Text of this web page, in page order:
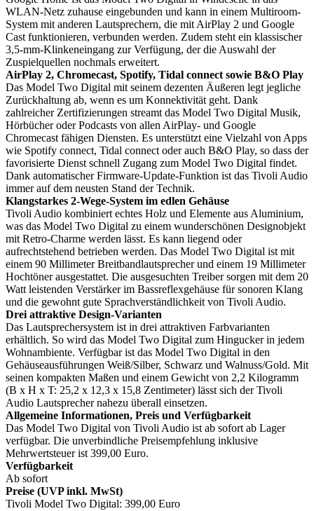
WLAN-Netz zuhause eingebunden und kann in einem Multiroom-
System mit anderen Lautsprechern, die mit AirPlay 2 und Google
Cast funktionieren, verbunden werden. Zudem steht ein klassischer
3,5-mm-Klinkeneingang zur Verfügung, der die Auswahl der
Zuspielquellen nochmals erweitert.
AirPlay 2, Chromecast, Spotify, Tidal connect sowie B&O Play
Das Model Two Digital mit seinem dezenten Äußeren legt jegliche
Zurückhaltung ab, wenn es um Konnektivität geht. Dank
zahlreicher Zertifizierungen streamt das Model Two Digital Musik,
Hörbücher oder Podcasts von allen AirPlay- und Google
Chromecast fähigen Diensten. Es unterstützt eine Vielzahl von Apps
wie Spotify connect, Tidal connect oder auch B&O Play, so dass der
favorisierte Dienst schnell Zugang zum Model Two Digital findet.
Dank automatischer Firmware-Update-Funktion ist das Tivoli Audio
immer auf dem neusten Stand der Technik.
Klangstarkes 2-Wege-System im edlen Gehäuse
Tivoli Audio kombiniert echtes Holz und Elemente aus Aluminium,
was das Model Two Digital zu einem wunderschönen Designobjekt
mit Retro-Charme werden lässt. Es kann liegend oder
aufrechtstehend betrieben werden. Das Model Two Digital ist mit
einem 90 Millimeter Breitbandlautsprecher und einem 19 Millimeter
Hochtöner ausgestattet. Die ausgesuchten Treiber sorgen mit dem 20
Watt leistenden Verstärker im Bassreflexgehäuse für sonoren Klang
und die gewohnt gute Sprachverständlichkeit von Tivoli Audio.
Drei attraktive Design-Varianten
Das Lautsprechersystem ist in drei attraktiven Farbvarianten
erhältlich. So wird das Model Two Digital zum Hingucker in jedem
Wohnambiente. Verfügbar ist das Model Two Digital in den
Gehäuseausführungen Weiß/Silber, Schwarz und Walnuss/Gold. Mit
seinen kompakten Maßen und einem Gewicht von 2,2 Kilogramm
(B x H x T: 25,2 x 12,3 x 15,8 Zentimeter) lässt sich der Tivoli
Audio Lautsprecher nahezu überall einsetzen.
Allgemeine Informationen, Preis und Verfügbarkeit
Das Model Two Digital von Tivoli Audio ist ab sofort ab Lager
verfügbar. Die unverbindliche Preisempfehlung inklusive
Mehrwertsteuer ist 399,00 Euro.
Verfügbarkeit
Ab sofort
Preise (UVP inkl. MwSt)
Tivoli Model Two Digital: 399,00 Euro